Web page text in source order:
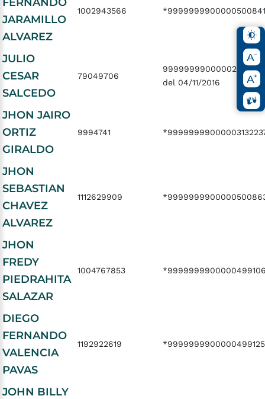
JARAMILLO
ALVAREZ
1002943566
JULIO
CESAR
SALCEDO
79049706
99999999000002431376
del 04/11/2016
JHON JAIRO
ORTIZ
GIRALDO
9994741
JHON
SEBASTIAN
CHAVEZ
ALVAREZ
1112629909
JHON
FREDY
PIEDRAHITA
SALAZAR
1004767853
DIEGO
FERNANDO
VALENCIA
PAVAS
1192922619
JOHN BILLY